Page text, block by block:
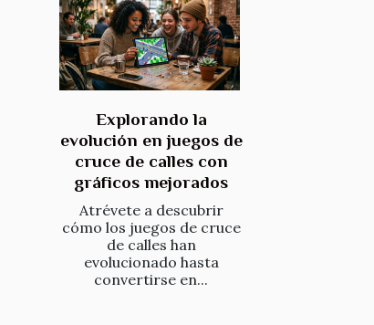
Explorando la
evolución en juegos de
cruce de calles con
gráficos mejorados
Atrévete a descubrir
cómo los juegos de cruce
de calles han
evolucionado hasta
convertirse en...